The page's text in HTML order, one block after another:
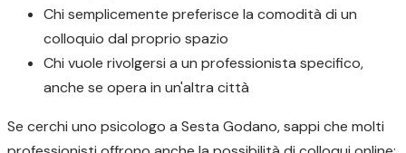
Chi semplicemente preferisce la comodità di un
colloquio dal proprio spazio
Chi vuole rivolgersi a un professionista specifico,
anche se opera in un'altra città
Se cerchi uno psicologo a Sesta Godano, sappi che molti